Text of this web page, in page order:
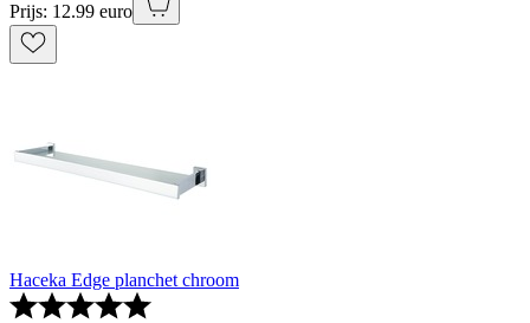
Prijs: 12.99 euro
Haceka Edge planchet chroom